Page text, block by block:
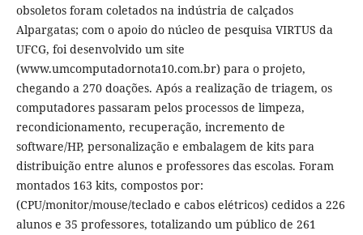
obsoletos foram coletados na indústria de calçados
Alpargatas; com o apoio do núcleo de pesquisa VIRTUS da
UFCG, foi desenvolvido um site
(www.umcomputadornota10.com.br) para o projeto,
chegando a 270 doações. Após a realização de triagem, os
computadores passaram pelos processos de limpeza,
recondicionamento, recuperação, incremento de
software/HP, personalização e embalagem de kits para
distribuição entre alunos e professores das escolas. Foram
montados 163 kits, compostos por:
(CPU/monitor/mouse/teclado e cabos elétricos) cedidos a 226
alunos e 35 professores, totalizando um público de 261